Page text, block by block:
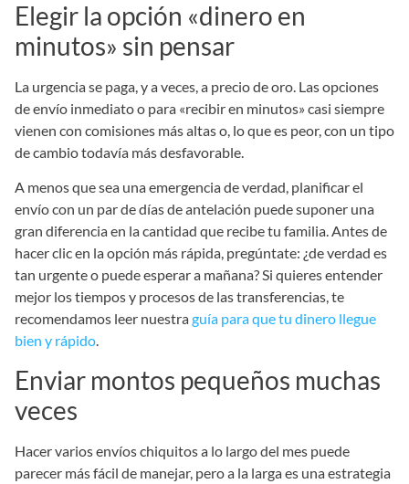
Elegir la opción «dinero en
minutos» sin pensar
La urgencia se paga, y a veces, a precio de oro. Las opciones
de envío inmediato o para «recibir en minutos» casi siempre
vienen con comisiones más altas o, lo que es peor, con un tipo
de cambio todavía más desfavorable.
A menos que sea una emergencia de verdad, planificar el
envío con un par de días de antelación puede suponer una
gran diferencia en la cantidad que recibe tu familia. Antes de
hacer clic en la opción más rápida, pregúntate: ¿de verdad es
tan urgente o puede esperar a mañana? Si quieres entender
mejor los tiempos y procesos de las transferencias, te
recomendamos leer nuestraguía para que tu dinero llegue
bien y rápido.
Enviar montos pequeños muchas
veces
Hacer varios envíos chiquitos a lo largo del mes puede
parecer más fácil de manejar, pero a la larga es una estrategia